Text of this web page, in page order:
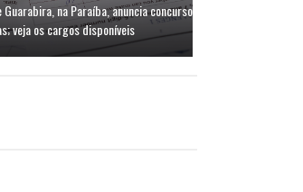
na Paraíba, anuncia concurso
veja os cargos disponíveis